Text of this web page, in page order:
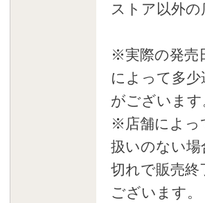
ストア以外の
※実際の発売
によって多少
がございます
※店舗によっ
扱いのない場
切れで販売終
ございます。